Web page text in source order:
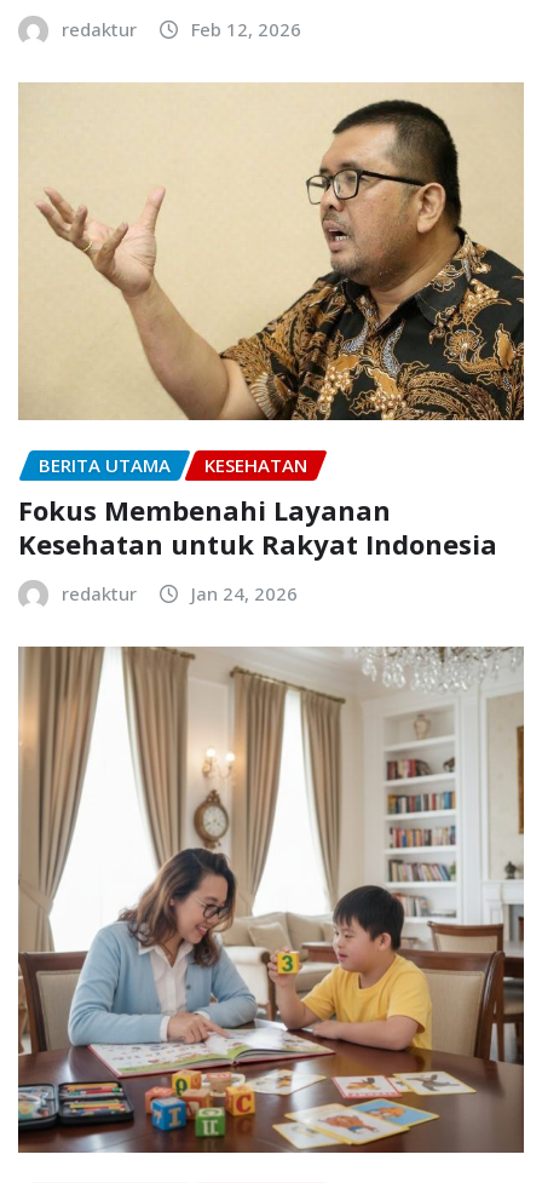
redaktur Feb 12, 2026
BERITA UTAMA KESEHATAN
Fokus Membenahi Layanan
Kesehatan untuk Rakyat Indonesia
redaktur Jan 24, 2026